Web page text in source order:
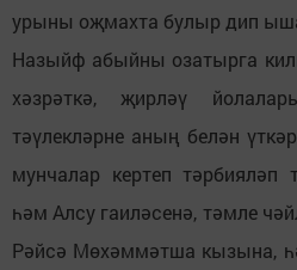
урыны оҗмахта булыр дип
Назыйф абыйны озатырга
хәзрәткә, җирләү
тәүлекләрне аның белән
мунчалар кертеп тәрбияләп
һәм Алсу гаиләсенә, тәмле
Рәйсә Мөхәммәтша кызына,